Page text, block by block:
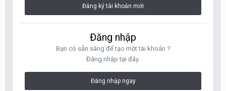
Đăng ký tài khoản mới
Đăng nhập
Bạn có sẵn sàng để tạo một tài khoản ?
Đăng nhập tại đây.
Đăng nhập ngay